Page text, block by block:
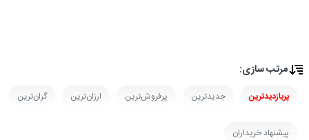
مرتب‌ سازی:
پربازدیدترین جدیدترین پرفروش‌ترین ارزان‌ترین گران‌ترین
پیشنهاد خریداران